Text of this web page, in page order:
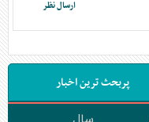
پربحث ترین اخبار